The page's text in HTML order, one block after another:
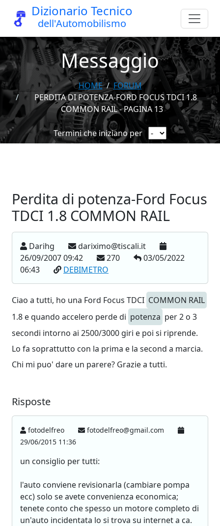
Dizionario Tecnico
dell'Automobilismo
Messaggio
HOME
FORUM
PERDITA DI POTENZA-FORD FOCUS TDCI 1.8
COMMON RAIL - PAGINA 13
Termini che iniziano per
Perdita di potenza-Ford Focus
TDCI 1.8 COMMON RAIL
Darihg
dariximo@tiscali.it
26/09/2007 09:42
270
03/05/2022
06:43
DEBIMETRO
Ciao a tutti, ho una Ford Focus TDCI COMMON RAIL
1.8 e quando accelero perde di potenza per 2 o 3
secondi intorno ai 2500/3000 giri e poi si riprende.
Lo fa soprattutto con la prima e la second a marcia.
Chi mi puo' dare un parere? Grazie a tutti.
Risposte
fotodelfreo
fotodelfreo@gmail.com
29/06/2015 11:36
un consiglio per tutti:
l'auto conviene revisionarla (cambiare pompa
ecc) solo se avete convenienza economica;
tenete conto che spesso un motore completo di
un'auto incidentata lo si trova su internet a ca.